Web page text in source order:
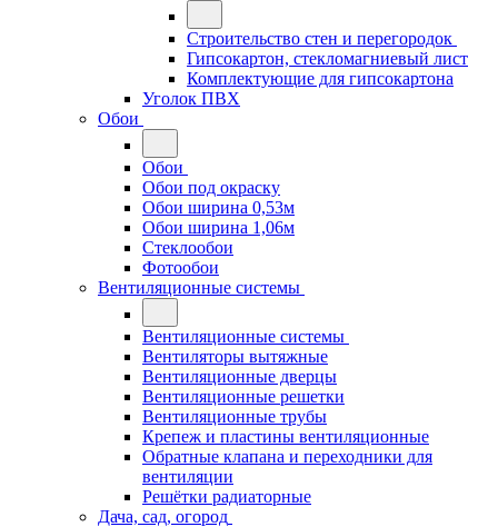
Строительство стен и перегородок
Гипсокартон, стекломагниевый лист
Комплектующие для гипсокартона
Уголок ПВХ
Обои
Обои
Обои под окраску
Обои ширина 0,53м
Обои ширина 1,06м
Стеклообои
Фотообои
Вентиляционные системы
Вентиляционные системы
Вентиляторы вытяжные
Вентиляционные дверцы
Вентиляционные решетки
Вентиляционные трубы
Крепеж и пластины вентиляционные
Обратные клапана и переходники для
вентиляции
Решётки радиаторные
Дача, сад, огород